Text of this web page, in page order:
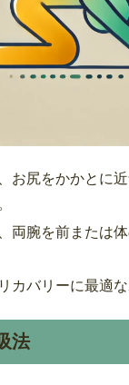
お尻をかかとに
両腕を前または
カバリーに最適な
法